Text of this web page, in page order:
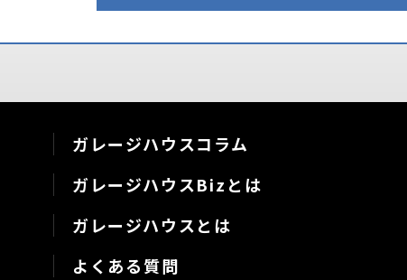
ガレージハウスコラム
ガレージハウスBizとは
ガレージハウスとは
よくある質問